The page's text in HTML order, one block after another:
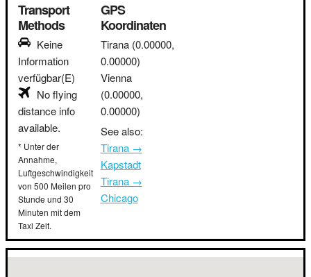
Transport
Methods
Keine
Information
verfügbar(E)
No flying
distance info
available.
* Unter der
Annahme,
Luftgeschwindigkeit
von 500 Meilen pro
Stunde und 30
Minuten mit dem
Taxi Zeit.
GPS
Koordinaten
Tirana (0.00000,
0.00000)
Vienna
(0.00000,
0.00000)
See also:
Tirana →
Kapstadt
Tirana →
Chicago